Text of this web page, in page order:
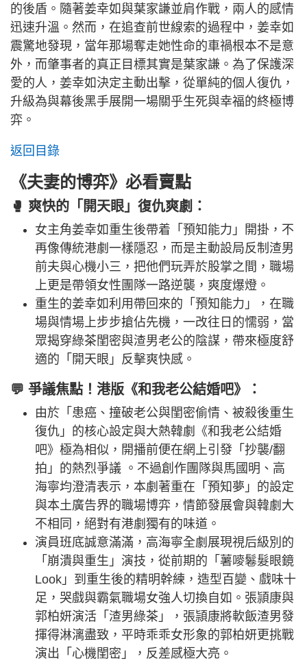
的後盾。隨著姜幸如與葉家謙並肩作戰，兩人的感情
迅速升溫。然而，在追查前世線索的過程中，姜幸如
震驚地發現，當年那場奪走她性命的車禍根本不是意
外，而肇事者的真正目標其實是葉家謙。為了保護深
愛的人，姜幸如決定主動出擊，從單純的個人復仇，
升級為與幕後黑手展開一場關乎生死與幸福的終極博
弈。
返回目錄
《夫妻的博弈》必看賣點
🥊 爽快的「開天眼」復仇爽劇：
女主角姜幸如重生後帶着「預知能力」開掛，不
再像傳統港劇一樣隱忍，而是主動設局反制渣男
前夫與心機小三，把他們玩弄於股掌之間，職場
上更是帶領女性團隊一路逆襲，爽度爆燈。
重生的姜幸如利用帶回來的「預知能力」，在職
場與情場上步步搶佔先機，一改往日的懦弱，當
眾揭穿綠茶閨密與渣男老公的陰謀，帶來極度舒
適的「開天眼」反擊爽快感。
💬 爭議焦點！港版《和我老公結婚吧》：
由於「患癌、撞破老公與閨密偷情、被殺後重生
復仇」的核心設定與大熱韓劇《和我老公結婚
吧》極為相似，開播前便在網上引發「抄襲/翻
拍」的熱烈爭議 。不過創作團隊與馬國明、高
海寧均澄清表示，本劇著重在「預知夢」的設定
與本土廣告界的職場博弈，情節發展會與韓劇大
不相同，絕對有港劇獨有的味道。
演員班底誠意滿滿，高海寧全劇展現視后級別的
「崩潰與重生」演技，從前期的「薯嘜鬈髮眼鏡
Look」到重生後的精明幹練，造型百變、戲味十
足，哭戲與霸氣職場女強人切換自如。張頴康與
郭柏妍演活「渣男綠茶」，張頴康將軟飯渣男發
揮得淋漓盡致，平時乖乖女形象的郭柏妍更挑戰
演出「心機閨密」，反差感極大亮。